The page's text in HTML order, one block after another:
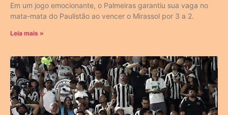
Em um jogo emocionante, o Palmeiras garantiu sua vaga no
mata-mata do Paulistão ao vencer o Mirassol por 3 a 2.
Leia mais »